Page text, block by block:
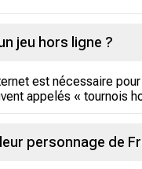
jeu hors ligne ?
est nécessaire
appelés « tournois
personnage de